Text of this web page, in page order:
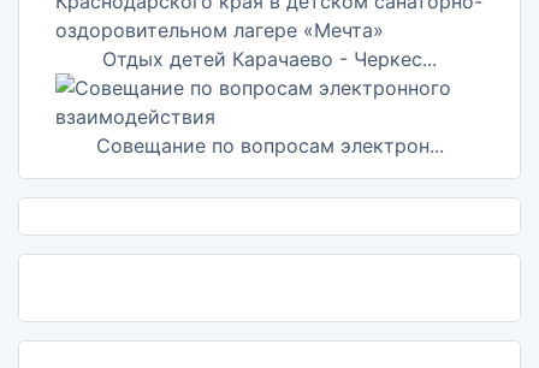
Отдых детей Карачаево - Черкес...
Совещание по вопросам электрон...